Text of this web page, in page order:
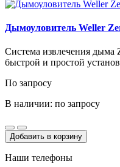
Дымоуловитель Weller
Система извлечения дыма
быстрой и простой
По запросу
В наличии: по запросу
Добавить в корзину
Наши телефоны